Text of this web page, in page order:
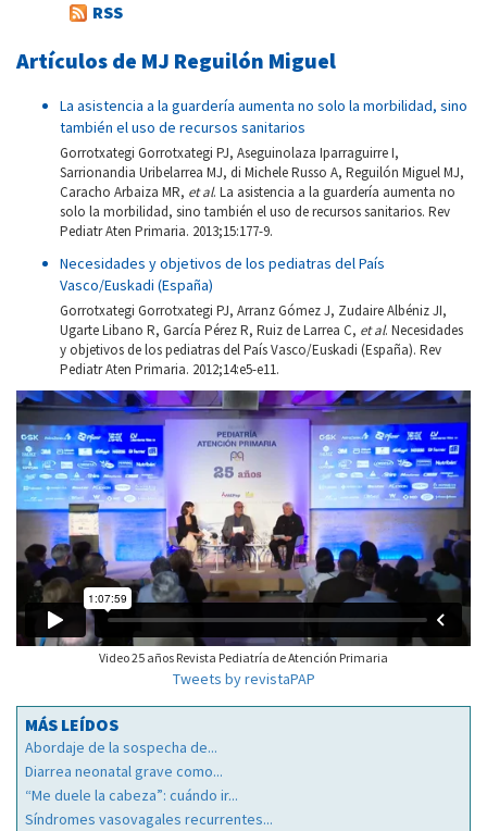
RSS
Artículos de MJ Reguilón Miguel
La asistencia a la guardería aumenta no solo la morbilidad, sino
también el uso de recursos sanitarios
Gorrotxategi Gorrotxategi PJ, Aseguinolaza Iparraguirre I,
Sarrionandia Uribelarrea MJ, di Michele Russo A, Reguilón Miguel MJ,
Caracho Arbaiza MR, et al. La asistencia a la guardería aumenta no
solo la morbilidad, sino también el uso de recursos sanitarios. Rev
Pediatr Aten Primaria. 2013;15:177-9.
Necesidades y objetivos de los pediatras del País
Vasco/Euskadi (España)
Gorrotxategi Gorrotxategi PJ, Arranz Gómez J, Zudaire Albéniz JI,
Ugarte Libano R, García Pérez R, Ruiz de Larrea C, et al. Necesidades
y objetivos de los pediatras del País Vasco/Euskadi (España). Rev
Pediatr Aten Primaria. 2012;14:e5-e11.
Video 25 años Revista Pediatría de Atención Primaria
Tweets by revistaPAP
MÁS LEÍDOS
Abordaje de la sospecha de...
Diarrea neonatal grave como...
“Me duele la cabeza”: cuándo ir...
Síndromes vasovagales recurrentes...